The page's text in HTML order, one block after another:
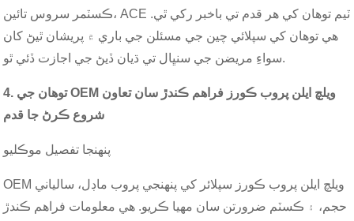
ڪسٽمر سروس تائين، ACE ٽيم توهان کي هر قدم تي باخبر رکي ٿي.
هي توهان کي سپلائي چين جي مسئلن جي باري ۾ پريشان ٿيڻ کان
سواءِ مريضن جي سنڀال تي ڌيان ڏيڻ جي اجازت ڏئي ٿو.
4. توهان جي OEM ويلچ ايلن پروب ڪورز فراهم ڪندڙ سان تعاون
شروع ڪرڻ جا قدم
پنهنجا تفصيل موڪليو
OEM ويلچ ايلن پروب ڪورز سپلائر کي پنهنجي پروب ماڊل، سالياني
حجم، ۽ ڪسٽم ضرورتن سان مهيا ڪريو. هي معلومات فراهم ڪندڙ